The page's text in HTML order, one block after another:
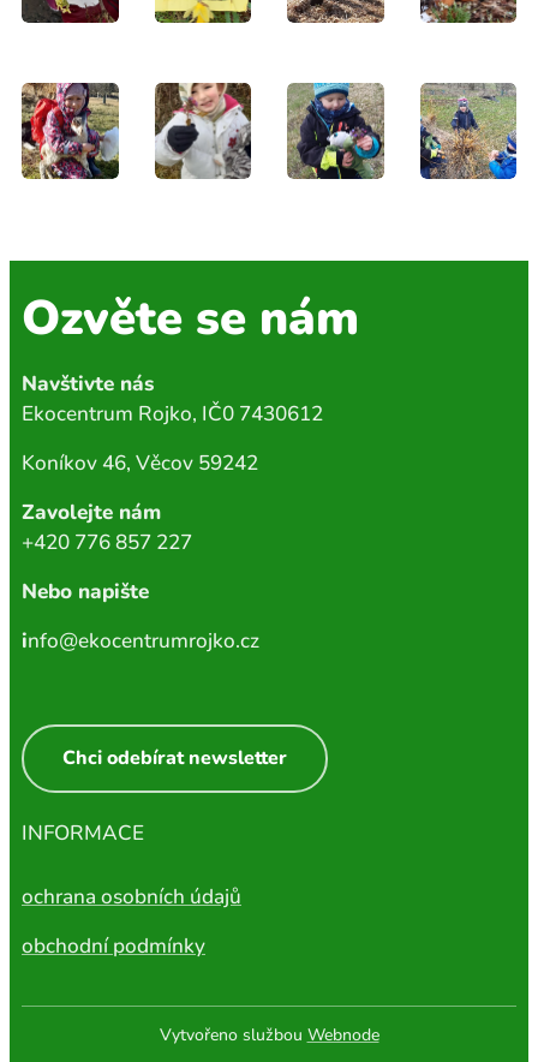
Ozvěte se nám
Navštivte nás
Ekocentrum Rojko, IČ0 7430612
Koníkov 46, Věcov 59242
Zavolejte nám
+420 776 857 227
Nebo napište
info@ekocentrumrojko.cz
Chci odebírat newsletter
INFORMACE
ochrana osobních údajů
obchodní podmínky
Vytvořeno službou Webnode